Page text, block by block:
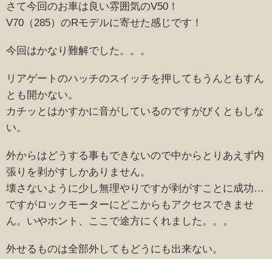
さて今回のお車は良い雰囲気のV50！
V70（285）のRモデルに寄せた感じです！
今回はかなり難解でした。。。
リアゲートのハッチのスイッチを押してもうんともすん
とも開かない。
カチッとはかすかに音がしているのですがびくともしな
い。
外からはどうする事もできないので中からとりあえず内
張りを剥がすしかありません。
壊さないように少し無理やりですが剥がすことに成功…
ですがロックモーターにどこからもアクセスできませ
ん。いやホント、ここで途方にくれました。。。
外せるものは全部外してもどうにも出来ない。